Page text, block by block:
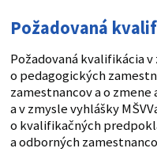
Požadovaná
Požadovaná kvalifikácia v
o pedagogických
zamestnancov a o
a v zmysle vyhlášky
o kvalifikačných
a odborných